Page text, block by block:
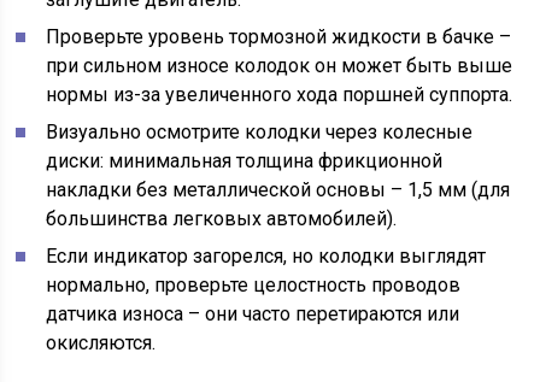
Проверьте уровень тормозной жидкости в бачке –
при сильном износе колодок он может быть выше
нормы из-за увеличенного хода поршней суппорта.
Визуально осмотрите колодки через колесные
диски: минимальная толщина фрикционной
накладки без металлической основы – 1,5 мм (для
большинства легковых автомобилей).
Если индикатор загорелся, но колодки выглядят
нормально, проверьте целостность проводов
датчика износа – они часто перетираются или
окисляются.